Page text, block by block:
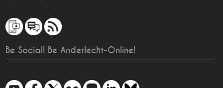
Be Social! Be Anderlecht-Online!